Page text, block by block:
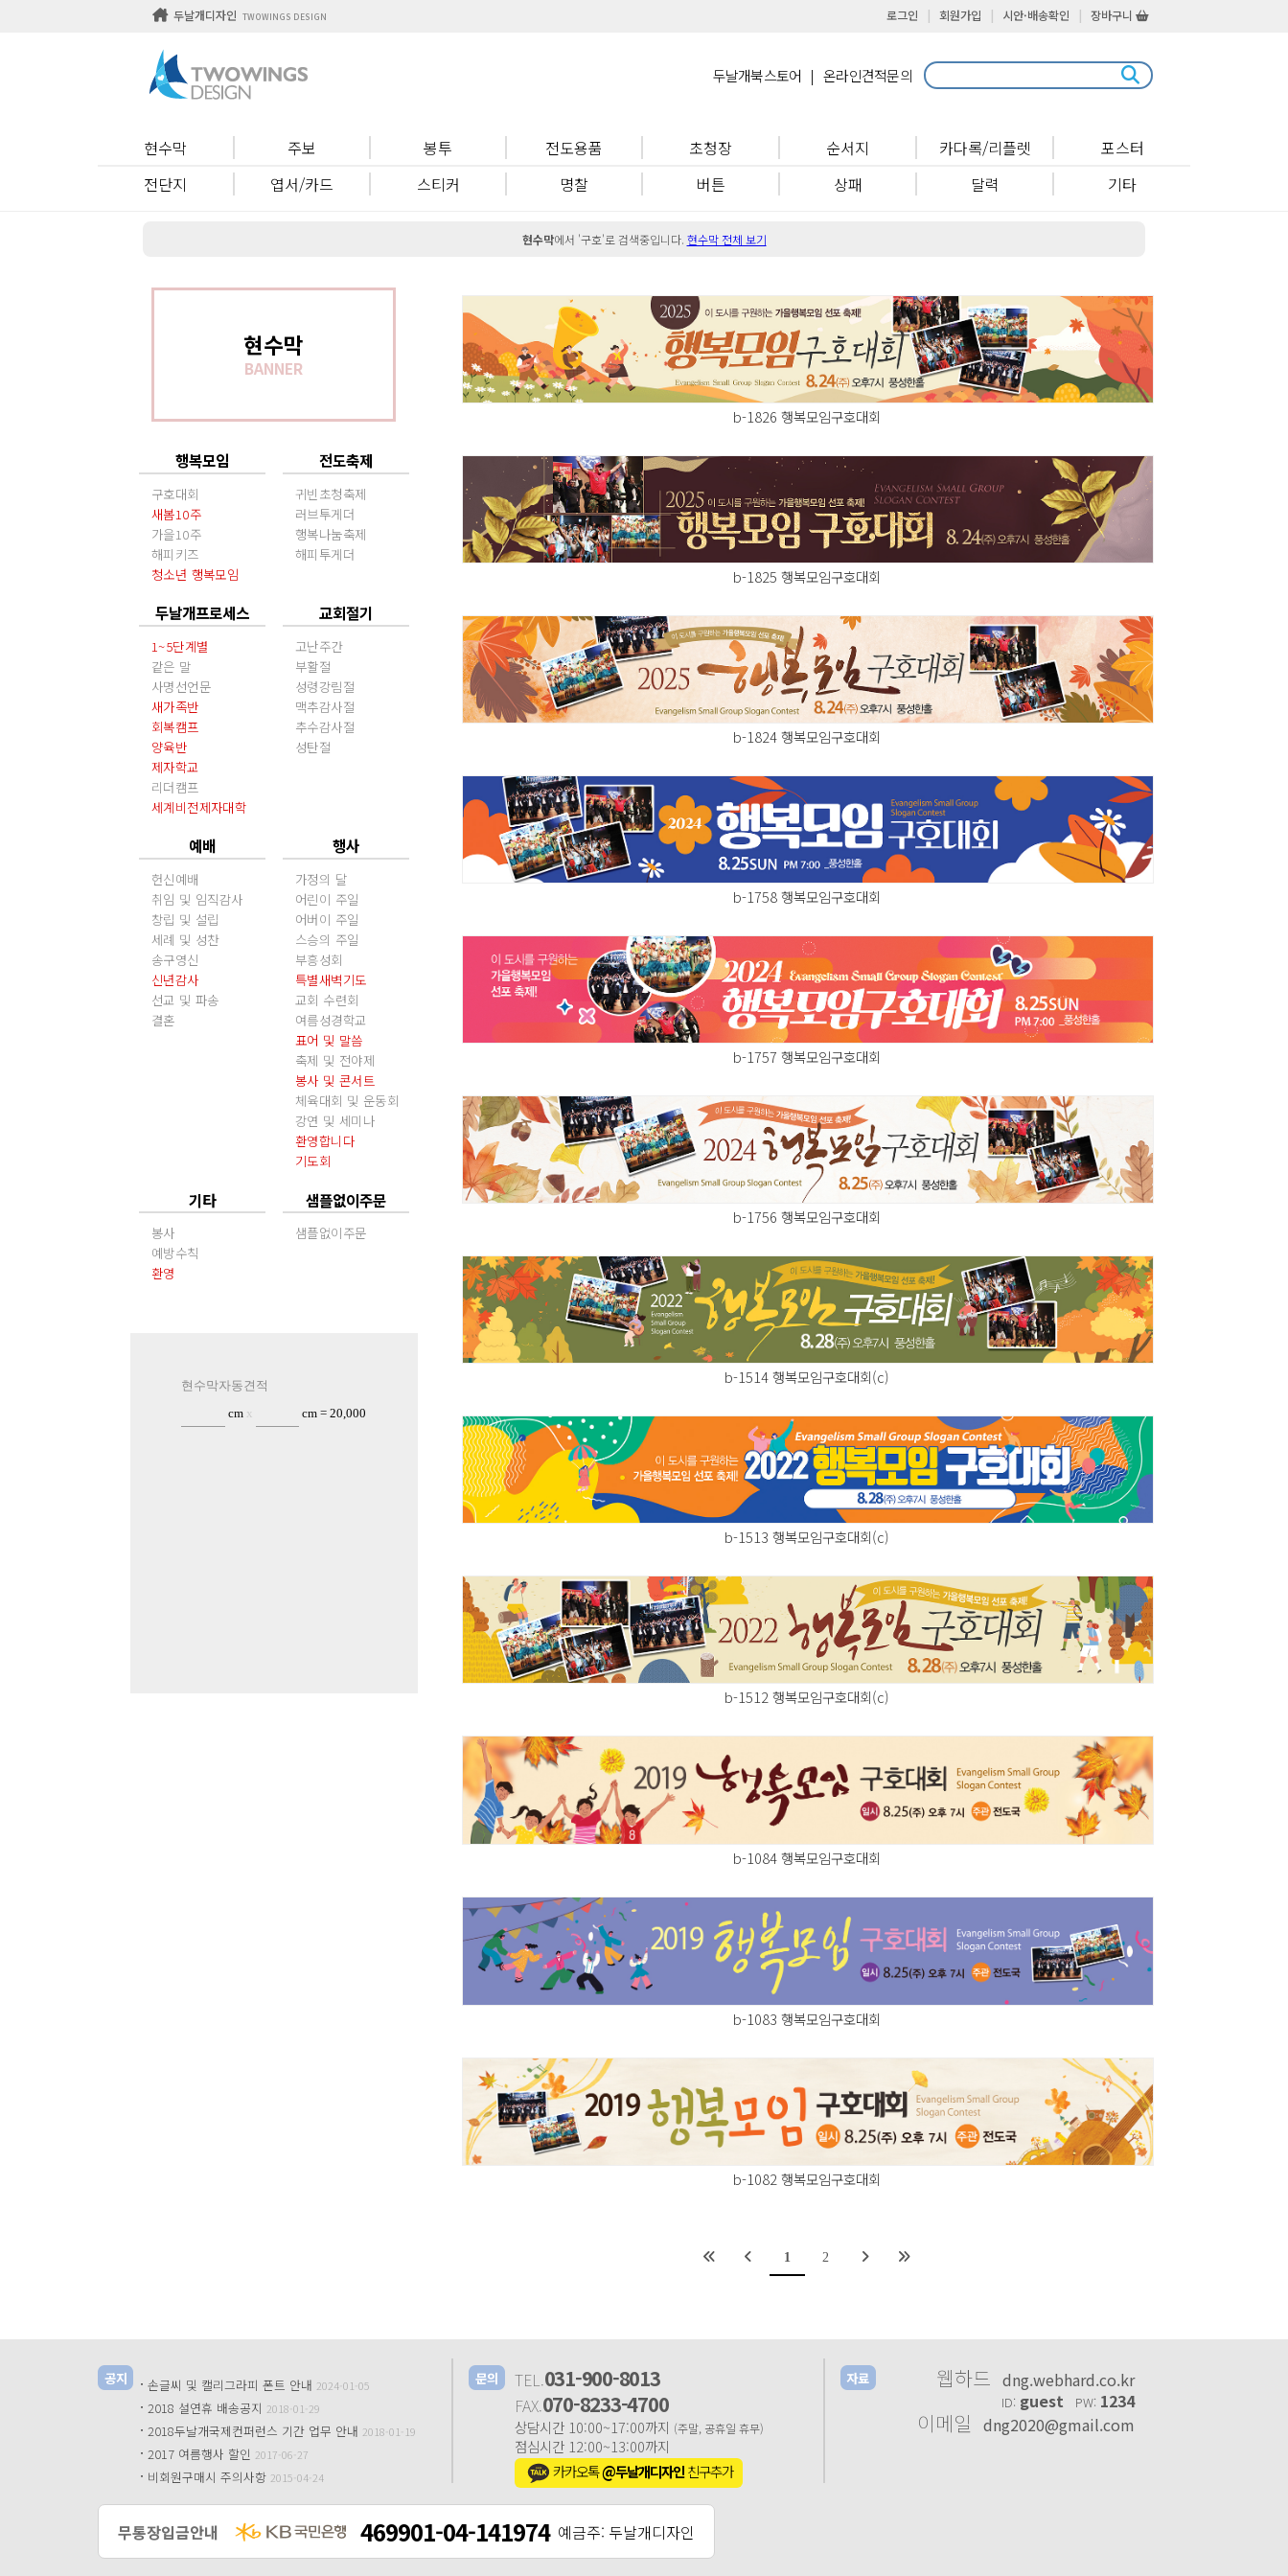
두날개디자인 TWOWINGS DESIGN 로그인 | 회원가입 | 시안·배송확인 | 장바구니
두날개북스토어 |온라인견적문의
현수막 주보 봉투 전도용품 초청장 순서지 카다록/리플렛
포스터
전단지
엽서/카드 스티커 명찰 버튼 상패 달력 기타
현수막에서 '구호'로 검색중입니다. 현수막 전체 보기
현수막
BANNER
행복모임
구호대회
새봄10주
가을10주
해피키즈
청소년 행복모임
전도축제
귀빈초청축제
러브투게더
행복나눔축제
해피투게더
두날개프로세스
1~5단계별
같은 말
사명선언문
새가족반
회복캠프
양육반
제자학교
리더캠프
세계비전제자대학
교회절기
고난주간
부활절
성령강림절
맥추감사절
추수감사절
성탄절
예배
헌신예배
취임 및 임직감사
창립 및 설립
세례 및 성찬
송구영신
신년감사
선교 및 파송
결혼
행사
가정의 달
어린이 주일
어버이 주일
스승의 주일
부흥성회
특별새벽기도
교회 수련회
여름성경학교
표어 및 말씀
축제 및 전야제
봉사 및 콘서트
체육대회 및 운동회
강연 및 세미나
환영합니다
기도회
기타
봉사
예방수칙
환영
샘플없이주문
샘플없이주문
현수막자동견적
cm x cm = 20,000
b-1826 행복모임구호대회
b-1825 행복모임구호대회
b-1824 행복모임구호대회
b-1758 행복모임구호대회
b-1757 행복모임구호대회
b-1756 행복모임구호대회
b-1514 행복모임구호대회(c)
b-1513 행복모임구호대회(c)
b-1512 행복모임구호대회(c)
b-1084 행복모임구호대회
b-1083 행복모임구호대회
b-1082 행복모임구호대회
1 2
공지 ·손글씨 및 캘리그라피 폰트 안내 2024-01-05
·2018 설연휴 배송공지 2018-01-29
·2018두날개국제컨퍼런스 기간 업무 안내 2018-01-19
·2017 여름행사 할인 2017-06-27
· 비회원구매시 주의사항 2015-04-24
문의 TEL.031-900-8013
FAX.070-8233-4700
상담시간 10:00~17:00까지 (주말, 공휴일 휴무)
점심시간 12:00~13:00까지
카카오톡@두날개디자인친구추가
자료 웹하드dng.webhard.co.kr
ID: guest PW: 1234
이메일dng2020@gmail.com
무통장입금안내 469901-04-141974 예금주: 두날개디자인